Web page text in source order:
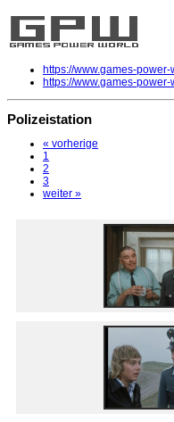
https://www.games-
https://www.games-
Polizeistation
« vorherige
1
2
3
weiter »